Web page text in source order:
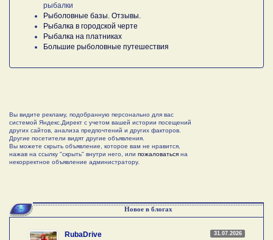
рыбалки
Рыболовные базы. Отзывы.
Рыбалка в городской черте
Рыбалка на платниках
Большие рыболовные путешествия
Вы видите рекламу, подобранную персонально для вас
системой Яндекс.Директ с учетом вашей истории посещений
других сайтов, анализа предпочтений и других факторов.
Другие посетители видят другие объявления.
Вы можете скрыть объявление, которое вам не нравится,
нажав на ссылку "скрыть" внутри него, или пожаловаться на
некорректное объявление администратору.
Новое в блогах
31.07.2026
RubaDrive